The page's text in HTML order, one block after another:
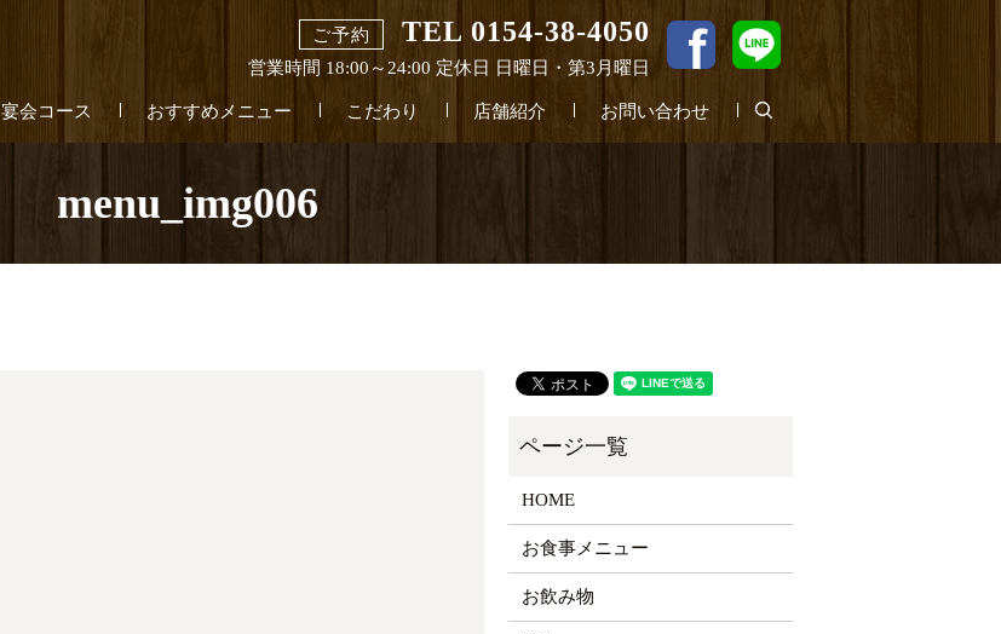
ご予約 TEL 0154-38-4050
営業時間 18:00～24:00 定休日 日曜日・第3月曜日
宴会コース おすすめメニュー こだわり 店舗紹介 お問い合わせ search
menu_img006
HOME
お食事メニュー
お飲み物